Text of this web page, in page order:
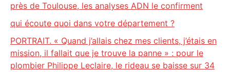
près de Toulouse, les analyses ADN le confirment
qui écoute quoi dans votre département ?
PORTRAIT. « Quand j’allais chez mes clients, j’étais en
mission, il fallait que je trouve la panne » : pour le
plombier Philippe Leclaire, le rideau se baisse sur 34